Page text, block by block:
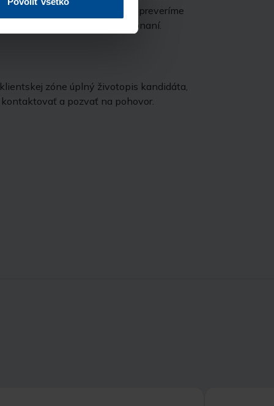
pozície. Následne u kandidáta preveríme
a jeho účasť na výberovom konaní.
zóne úplný životopis kandidáta,
a pozvať na pohovor.